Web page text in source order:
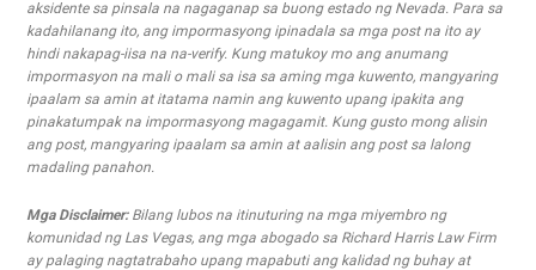
aksidente sa pinsala na nagaganap sa buong estado ng Nevada. Para sa
kadahilanang ito, ang impormasyong ipinadala sa mga post na ito ay
hindi nakapag-iisa na na-verify. Kung matukoy mo ang anumang
impormasyon na mali o mali sa isa sa aming mga kuwento, mangyaring
ipaalam sa amin at itatama namin ang kuwento upang ipakita ang
pinakatumpak na impormasyong magagamit. Kung gusto mong alisin
ang post, mangyaring ipaalam sa amin at aalisin ang post sa lalong
madaling panahon.
Mga Disclaimer:Bilang lubos na itinuturing na mga miyembro ng
komunidad ng Las Vegas, ang mga abogado sa Richard Harris Law Firm
ay palaging nagtatrabaho upang mapabuti ang kalidad ng buhay at